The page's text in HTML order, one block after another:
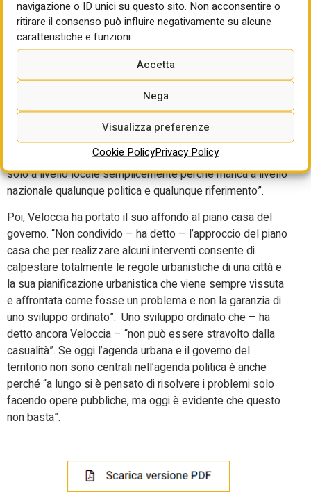
navigazione o ID unici su questo sito. Non acconsentire o
ritirare il consenso può influire negativamente su alcune
caratteristiche e funzioni.
Accetta
Nega
Visualizza preferenze
Cookie PolicyPrivacy Policy
perdita di centralità della questione urbana in Italia e di
come questo comporti concrete difficoltà a chi governa le
città. “Riscontro oggi – ha detto Veloccia – una solitudine
delle città che si trovano ad affrontare questioni più grandi
dello stretto ambito locale e che addirittura spesso
travalicano i confini degli Stati, come la transizione
climatica, i fattori demografici, le disuguaglianze
nell’accesso ai servizi, l’accoglienza e l’immigrazione, tutte
questioni che si traducono in domande e in bisogni dei
cittadini, delle persone e che vengono affrontate sempre e
solo a livello locale semplicemente perché manca a livello
nazionale qualunque politica e qualunque riferimento”.
Poi, Veloccia ha portato il suo affondo al piano casa del
governo. “Non condivido – ha detto – l’approccio del piano
casa che per realizzare alcuni interventi consente di
calpestare totalmente le regole urbanistiche di una città e
la sua pianificazione urbanistica che viene sempre vissuta
e affrontata come fosse un problema e non la garanzia di
uno sviluppo ordinato”. Uno sviluppo ordinato che – ha
detto ancora Veloccia – “non può essere stravolto dalla
casualità”. Se oggi l’agenda urbana e il governo del
territorio non sono centrali nell’agenda politica è anche
perché “a lungo si è pensato di risolvere i problemi solo
facendo opere pubbliche, ma oggi è evidente che questo
non basta”.